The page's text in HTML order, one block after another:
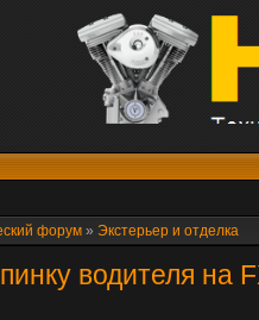
форум » Экстерьер и отделка
водителя на